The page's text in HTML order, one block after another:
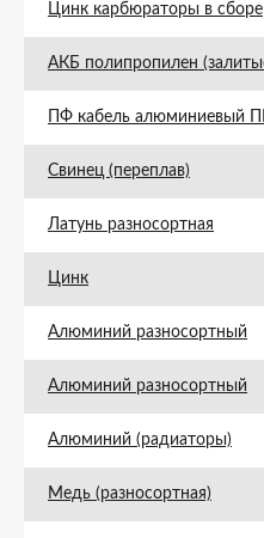
Цинк карбюраторы в сборе
АКБ полипропилен
ПФ кабель алюминиевый
Свинец (переплав)
Латунь разносортная
Цинк
Алюминий разносортный
Алюминий разносортный
Алюминий (радиаторы)
Медь (разносортная)